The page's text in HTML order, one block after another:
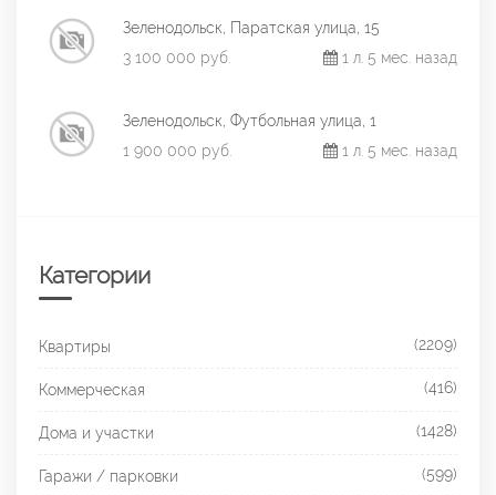
Зеленодольск, Паратская улица, 15
3 100 000 руб.
1 л. 5 мес. назад
Зеленодольск, Футбольная улица, 1
1 900 000 руб.
1 л. 5 мес. назад
Категории
Квартиры (2209)
Коммерческая (416)
Дома и участки (1428)
Гаражи / парковки (599)